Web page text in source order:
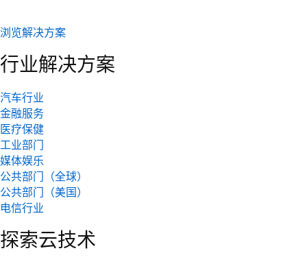
浏览解决方案
行业解决方案
汽车行业
金融服务
医疗保健
工业部门
媒体娱乐
公共部门（全球）
公共部门（美国）
电信行业
探索云技术